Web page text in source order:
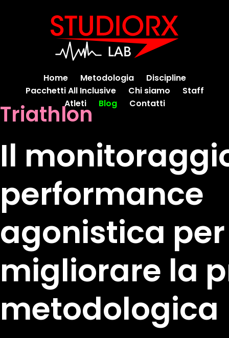
Home Metodologia
Discipline
Pacchetti All Inclusive
Chi siamo
Staff
Atleti
Blog Contatti
Triathlon
Il
performance
agonistica per
migliorare la
metodologica